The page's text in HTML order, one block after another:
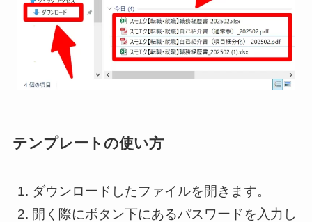
テンプレートの使い方
ダウンロードしたファイルを開きます。
開く際にボタン下にあるパスワードを入力し